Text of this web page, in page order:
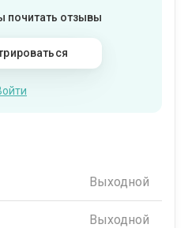
почитать отзывы
Выходной
Выходной